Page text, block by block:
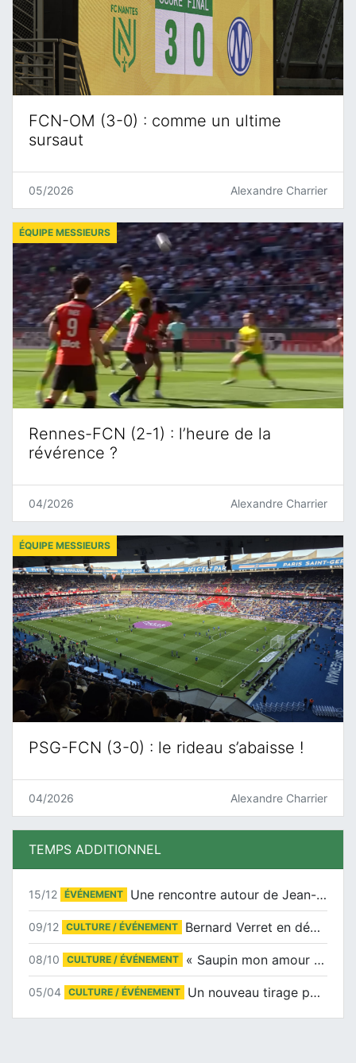
FCN-OM (3-0) : comme un ultime
sursaut
05/2026 Alexandre Charrier
Rennes-FCN (2-1) : l’heure de la
révérence ?
ÉQUIPE MESSIEURS
04/2026 Alexandre Charrier
PSG-FCN (3-0) : le rideau s’abaisse !
ÉQUIPE MESSIEURS
04/2026 Alexandre Charrier
TEMPS ADDITIONNEL
15/12 ÉVÉNEMENT Une rencontre autour de Jean-Claude Suaudeau
09/12 CULTURE / ÉVÉNEMENT Bernard Verret en dédicaces le samedi 13 décembre à l’Espace Culturel Atlantis
08/10 CULTURE / ÉVÉNEMENT « Saupin mon amour » au salon du livre de Trentemoult
05/04 CULTURE / ÉVÉNEMENT Un nouveau tirage pour le Docu-BD